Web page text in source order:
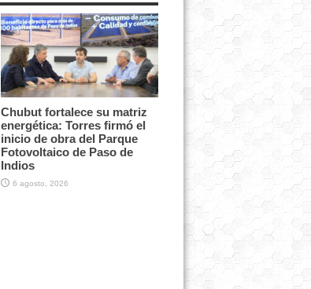
Chubut fortalece su matriz
energética: Torres firmó el
inicio de obra del Parque
Fotovoltaico de Paso de
Indios
6 agosto, 2026